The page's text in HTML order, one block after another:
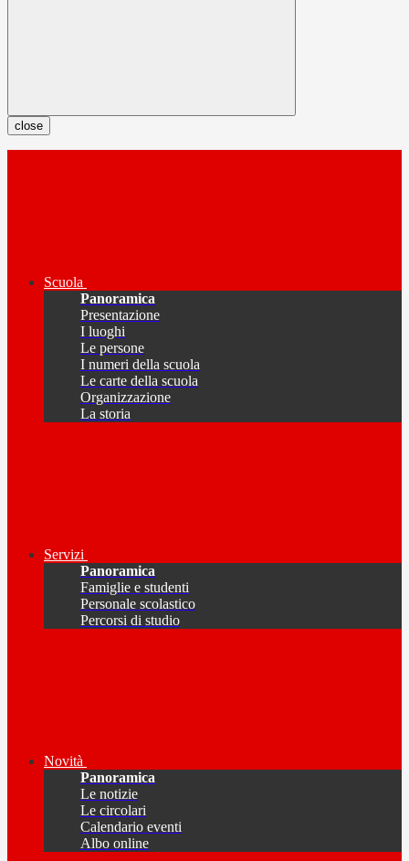
close
Scuola
Panoramica
Presentazione
I luoghi
Le persone
I numeri della scuola
Le carte della scuola
Organizzazione
La storia
Servizi
Panoramica
Famiglie e studenti
Personale scolastico
Percorsi di studio
Novità
Panoramica
Le notizie
Le circolari
Calendario eventi
Albo online